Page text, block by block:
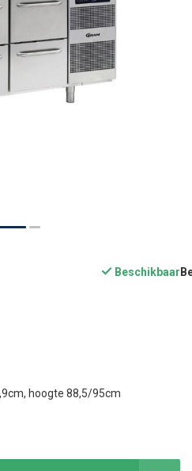
Beschikbaar
hoogte 88,5/95cm